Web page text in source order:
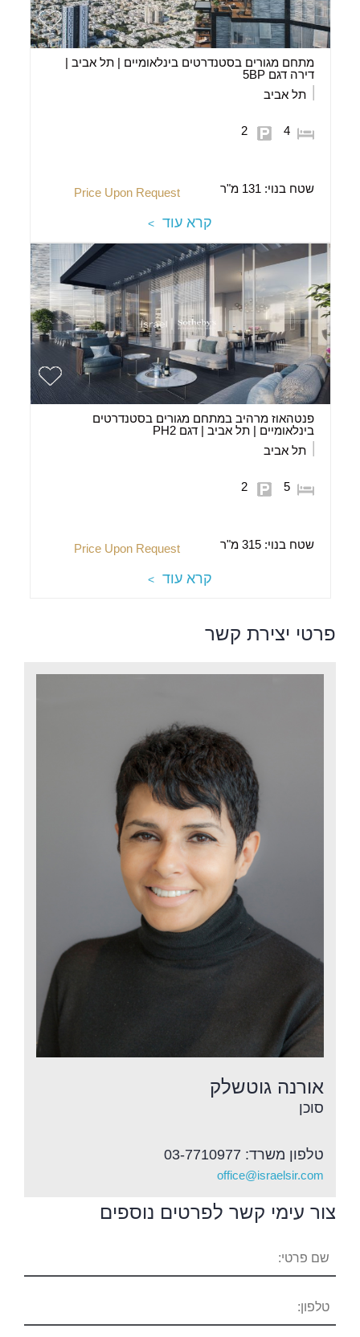
מתחם מגורים בסטנדרטים בינלאומיים | תל אביב |
דירה דגם 5BP
תל אביב
4
2
שטח בנוי: 131 מ"ר Price Upon Request
קרא עוד
פנטהאוז מרהיב במתחם מגורים בסטנדרטים
בינלאומיים | תל אביב | דגם PH2
תל אביב
5
2
שטח בנוי:315 מ"ר Price Upon Request
קרא עוד
פרטי יצירת קשר
אורנה גוטשלק
סוכן
טלפון משרד: 03-7710977
office@israelsir.com
צור עימי קשר לפרטים נוספים